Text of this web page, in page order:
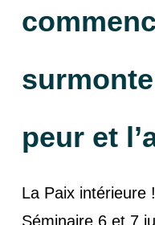
peur et
La Paix intérieure
Séminaire 6 et 7